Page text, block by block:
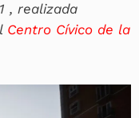
, realizada
Centro Cívico de la